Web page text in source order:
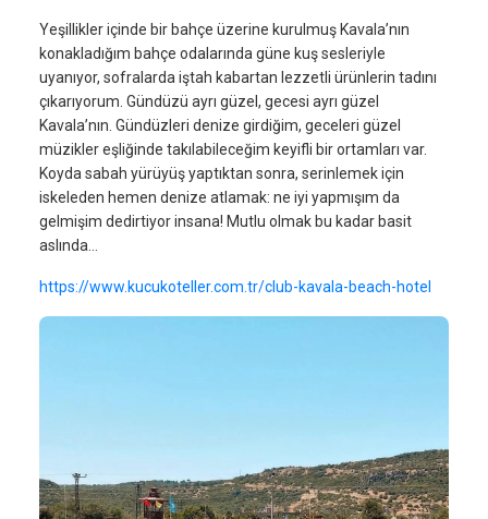
Yeşillikler içinde bir bahçe üzerine kurulmuş Kavala’nın
konakladığım bahçe odalarında güne kuş sesleriyle
uyanıyor, sofralarda iştah kabartan lezzetli ürünlerin tadını
çıkarıyorum. Gündüzü ayrı güzel, gecesi ayrı güzel
Kavala’nın. Gündüzleri denize girdiğim, geceleri güzel
müzikler eşliğinde takılabileceğim keyifli bir ortamları var.
Koyda sabah yürüyüş yaptıktan sonra, serinlemek için
iskeleden hemen denize atlamak: ne iyi yapmışım da
gelmişim dedirtiyor insana! Mutlu olmak bu kadar basit
aslında…
https://www.kucukoteller.com.tr/club-kavala-beach-hotel